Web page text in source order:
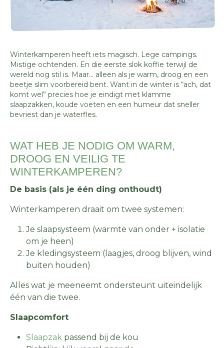
Winterkamperen heeft iets magisch. Lege campings.
Mistige ochtenden. En die eerste slok koffie terwijl de
wereld nog stil is. Maar… alleen als je warm, droog en een
beetje slim voorbereid bent. Want in de winter is “ach, dat
komt wel” precies hoe je eindigt met klamme
slaapzakken, koude voeten en een humeur dat sneller
bevriest dan je waterfles.
WAT HEB JE NODIG OM WARM,
DROOG EN VEILIG TE
WINTERKAMPEREN?
De basis (als je één ding onthoudt)
Winterkamperen draait om twee systemen:
Je slaapsysteem (warmte van onder + isolatie
om je heen)
Je kledingsysteem (laagjes, droog blijven, wind
buiten houden)
Alles wat je meeneemt ondersteunt uiteindelijk
één van die twee.
Slaapcomfort
Slaapzak passend bij de kou